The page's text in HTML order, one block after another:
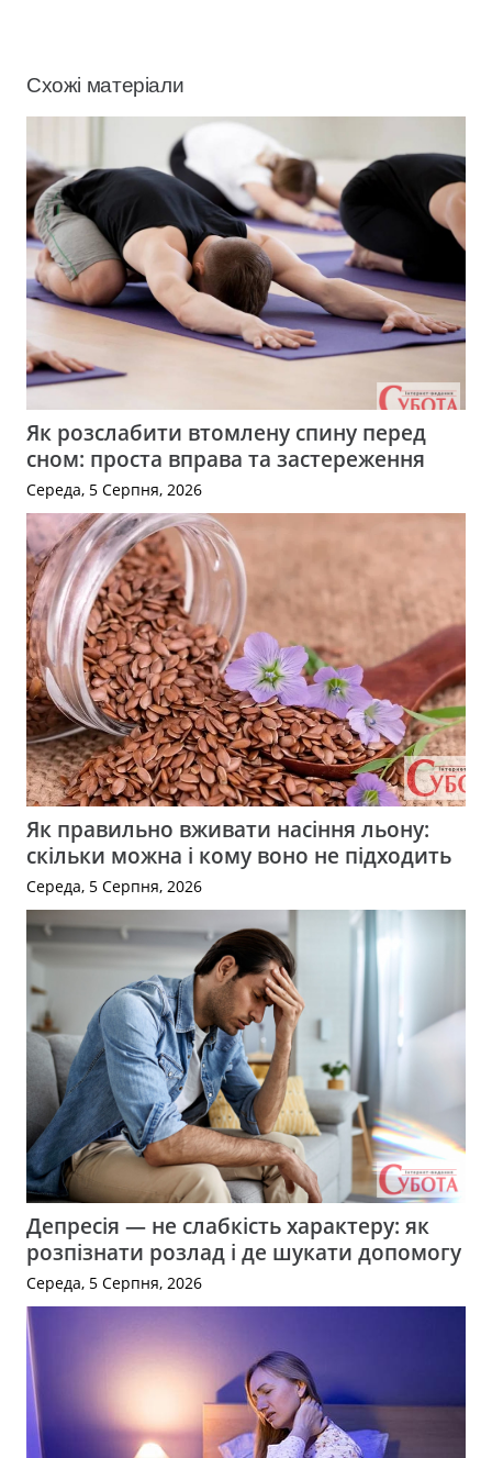
Схожі матеріали
Як розслабити втомлену спину перед
сном: проста вправа та застереження
Середа, 5 Серпня, 2026
Як правильно вживати насіння льону:
скільки можна і кому воно не підходить
Середа, 5 Серпня, 2026
Депресія — не слабкість характеру: як
розпізнати розлад і де шукати допомогу
Середа, 5 Серпня, 2026